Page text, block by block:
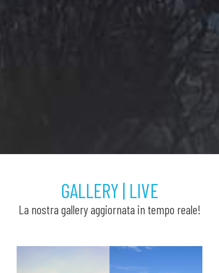
GALLERY | LIVE
La nostra gallery aggiornata in tempo reale!